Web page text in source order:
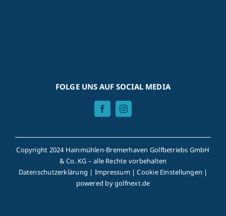
FOLGE UNS AUF SOCIAL MEDIA
Copyright 2024 Hainmühlen-Bremerhaven Golfbetriebs GmbH
& Co. KG – alle Rechte vorbehalten
Datenschutzerklärung | Impressum|Cookie Einstellungen |
powered bygolfnext.de